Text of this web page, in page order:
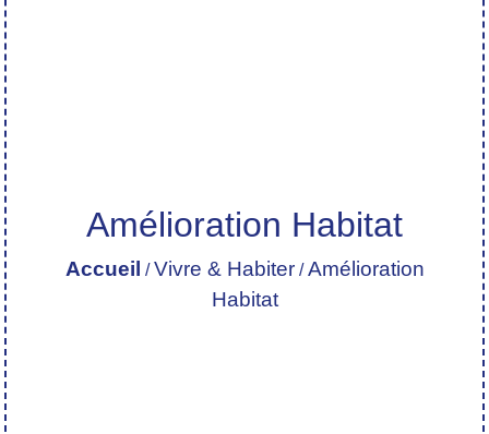
Amélioration Habitat
Accueil /Vivre & Habiter/Amélioration
Habitat